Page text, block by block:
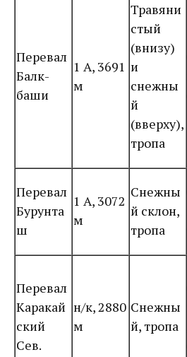
Перевал
Балк-
баши
1 А, 3691
м
Травяни
стый
(внизу)
и
снежны
й
(вверху),
тропа
Перевал
Бурунта
ш
1 А, 3072
м
Снежны
й склон,
тропа
Перевал
Каракай
ский
Сев.
н/к, 2880
м
Снежны
й, тропа